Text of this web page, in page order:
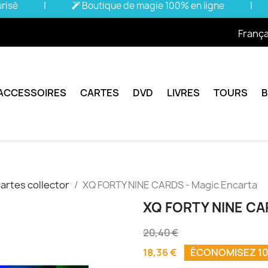
| Boutique de magie 100% en ligne |
CARTES DVD LIVRES TOURS
collector XQ FORTY NINE CARDS - Magic Encarta
XQ FORTY NINE
20,40 €
18,36 €
ÉCONOMISEZ